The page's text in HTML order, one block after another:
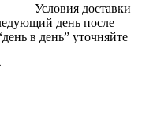
Условия доставки
день после
в день” уточняйте